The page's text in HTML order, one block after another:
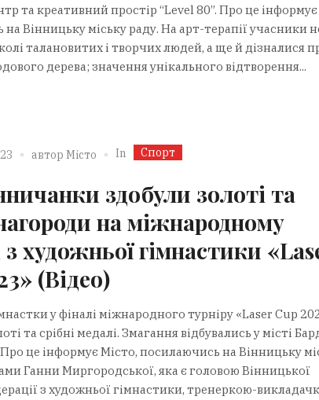
та креативний простір “Level 80”. Про це інформує
Вінницьку міську раду. На арт-терапії учасники
талановитих і творчих людей, а ще й дізналися
дерева; значення унікального відтворення...
автор Місто In Спорт
здобули золоті та
на міжнародному
з художньої гімнастики
(Відео)
у фіналі міжнародного турніру «Laser Cup
та срібні медалі. Змагання відбувались у місті
це інформує Місто, посилаючись на Вінницьку
Ганни Миргородської, яка є головою Вінницької
з художньої гімнастики, тренеркою-